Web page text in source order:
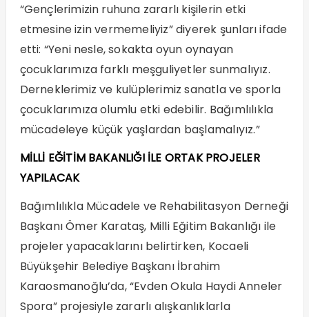
“Gençlerimizin ruhuna zararlı kişilerin etki
etmesine izin vermemeliyiz” diyerek şunları ifade
etti: “Yeni nesle, sokakta oyun oynayan
çocuklarımıza farklı meşguliyetler sunmalıyız.
Derneklerimiz ve kulüplerimiz sanatla ve sporla
çocuklarımıza olumlu etki edebilir. Bağımlılıkla
mücadeleye küçük yaşlardan başlamalıyız.”
MİLLİ EĞİTİM BAKANLIĞI İLE ORTAK PROJELER
YAPILACAK
Bağımlılıkla Mücadele ve Rehabilitasyon Derneği
Başkanı Ömer Karataş, Milli Eğitim Bakanlığı ile
projeler yapacaklarını belirtirken, Kocaeli
Büyükşehir Belediye Başkanı İbrahim
Karaosmanoğlu’da, “Evden Okula Haydi Anneler
Spora” projesiyle zararlı alışkanlıklarla